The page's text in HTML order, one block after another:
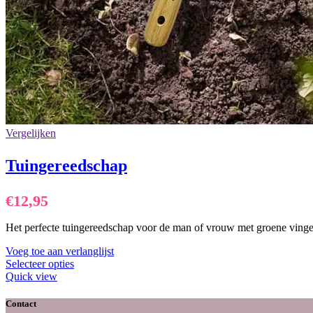
Vergelijken
Tuingereedschap
€12,95
Het perfecte tuingereedschap voor de man of vrouw met groene
Voeg toe aan verlanglijst
Selecteer opties
Quick view
Contact